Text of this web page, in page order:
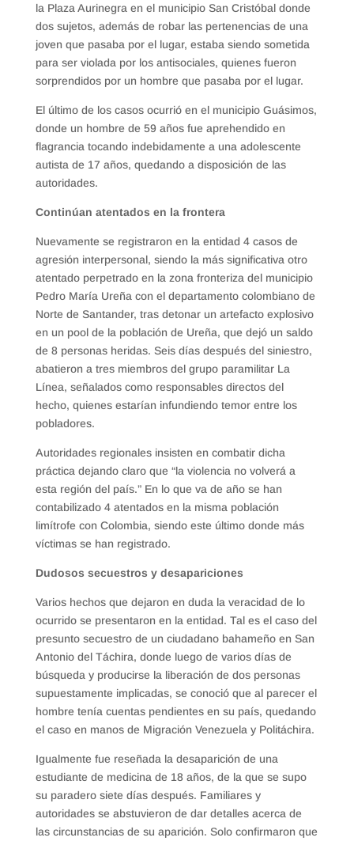
la Plaza Aurinegra en el municipio San Cristóbal donde
dos sujetos, además de robar las pertenencias de una
joven que pasaba por el lugar, estaba siendo sometida
para ser violada por los antisociales, quienes fueron
sorprendidos por un hombre que pasaba por el lugar.
El último de los casos ocurrió en el municipio Guásimos,
donde un hombre de 59 años fue aprehendido en
flagrancia tocando indebidamente a una adolescente
autista de 17 años, quedando a disposición de las
autoridades.
Continúan atentados en la frontera
Nuevamente se registraron en la entidad 4 casos de
agresión interpersonal, siendo la más significativa otro
atentado perpetrado en la zona fronteriza del municipio
Pedro María Ureña con el departamento colombiano de
Norte de Santander, tras detonar un artefacto explosivo
en un pool de la población de Ureña, que dejó un saldo
de 8 personas heridas. Seis días después del siniestro,
abatieron a tres miembros del grupo paramilitar La
Línea, señalados como responsables directos del
hecho, quienes estarían infundiendo temor entre los
pobladores.
Autoridades regionales insisten en combatir dicha
práctica dejando claro que “la violencia no volverá a
esta región del país.” En lo que va de año se han
contabilizado 4 atentados en la misma población
limítrofe con Colombia, siendo este último donde más
víctimas se han registrado.
Dudosos secuestros y desapariciones
Varios hechos que dejaron en duda la veracidad de lo
ocurrido se presentaron en la entidad. Tal es el caso del
presunto secuestro de un ciudadano bahameño en San
Antonio del Táchira, donde luego de varios días de
búsqueda y producirse la liberación de dos personas
supuestamente implicadas, se conoció que al parecer el
hombre tenía cuentas pendientes en su país, quedando
el caso en manos de Migración Venezuela y Politáchira.
Igualmente fue reseñada la desaparición de una
estudiante de medicina de 18 años, de la que se supo
su paradero siete días después. Familiares y
autoridades se abstuvieron de dar detalles acerca de
las circunstancias de su aparición. Solo confirmaron que